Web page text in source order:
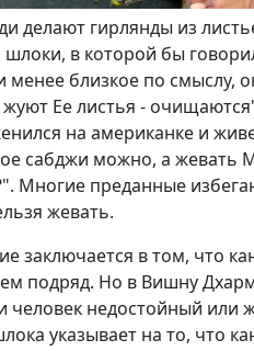
делают гирлянды из
в которой бы
менее близкое по смыслу,
жуют Ее листья -
на американке и
сабджи можно, а жевать
Многие преданные
жевать.
заключается в том, что
подряд. Но в Вишну
человек недостойный или
указывает на то, что